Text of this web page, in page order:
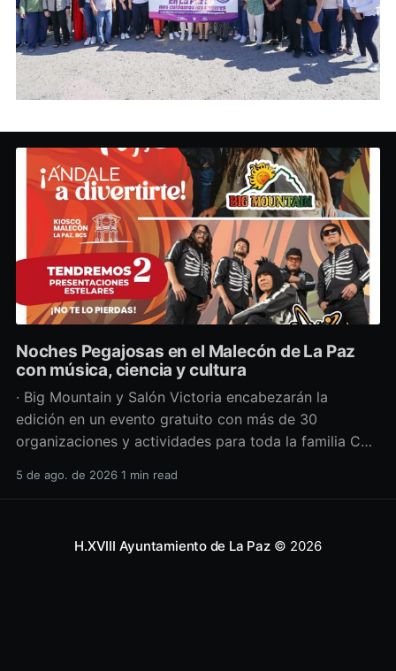
Noches Pegajosas en el Malecón de La Paz
con música, ciencia y cultura
· Big Mountain y Salón Victoria encabezarán la
edición en un evento gratuito con más de 30
organizaciones y actividades para toda la familia Con
divulgación científica y actividades culturales
5 de ago. de 2026 1 min read
H.XVIII Ayuntamiento de La Paz© 2026